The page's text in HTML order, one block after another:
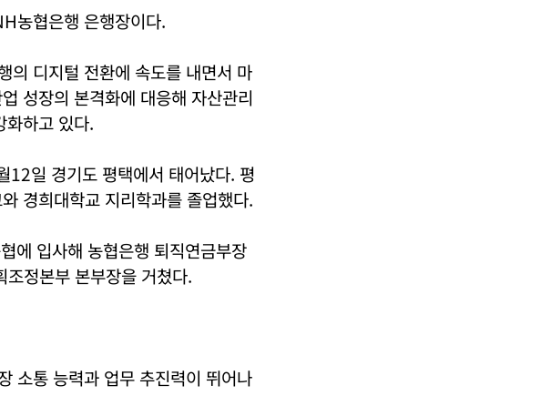
농협은행 은행장이다.
의 디지털 전환에 속도를 내면서 마
성장의 본격화에 대응해 자산관리
화하고 있다.
12일 경기도 평택에서 태어났다. 평
경희대학교 지리학과를 졸업했다.
에 입사해 농협은행 퇴직연금부장
정본부 본부장을 거쳤다.
소통 능력과 업무 추진력이 뛰어나